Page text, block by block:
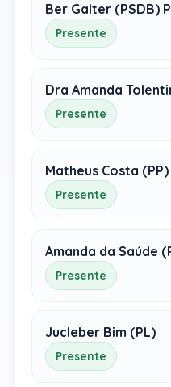
Ber Galter (PSDB)
Presente
Dra Amanda
Presente
Matheus Costa
Presente
Amanda da Saúde
Presente
Jucleber Bim (PL)
Presente